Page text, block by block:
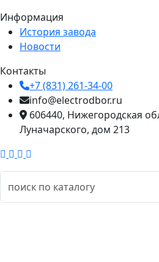
Информация
История завода
Новости
Контакты
+7 (831) 261-34-00
info@electrodbor.ru
606440, Нижегородская
Луначарского, дом 213